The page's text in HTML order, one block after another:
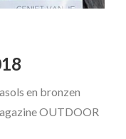
en bronzen
OUTDOOR